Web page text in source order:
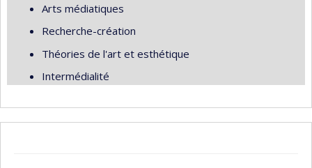
Arts médiatiques
Recherche-création
Théories de l'art et esthétique
Intermédialité